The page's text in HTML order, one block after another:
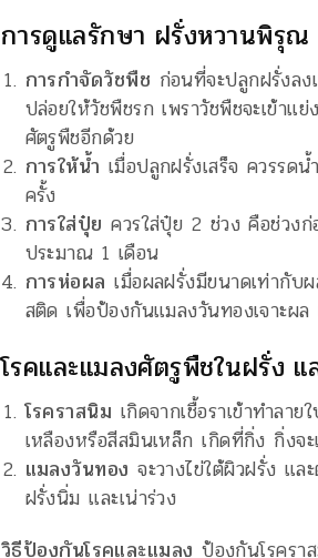
การดูแลรักษา ฝรั่งหวานพิรุณ
การกำจัดวัชพืช ก่อนที่จะปลูกฝรั่งล
ปล่อยให้วัชพืชรก เพราวัชพืชจะเข้า
ศัตรูพืชอีกด้วย
การให้น้ำ เมื่อปลูกฝรั่งเสร็จ ควรรด
ครั้ง
การใส่ปุ๋ย ควรใส่ปุ๋ย 2 ช่วง คือช่วง
ประมาณ 1 เดือน
การห่อผล เมื่อผลฝรั่งมีขนาดเท่ากับ
สติด เพื่อป้องกันแมลงวันทองเจาะผล
โรคและแมลงศัตรูพืชในฝรั่ง
โรคราสนิม เกิดจากเชื้อราเข้าทำลา
เหลืองหรือสีสมินเหล็ก เกิดที่กิ่ง กิ่ง
แมลงวันทอง จะวางไข่ใต้ผิวฝรั่ง แ
ฝรั่งนิ่ม และเน่าร่วง
วิธีป้องกันโรคและแมลง ป้องกันโรคร